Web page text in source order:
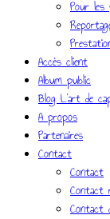
Pour les
Accès client
Album public
Blog L’art de
A propos
Partenaires
Contact
Contact
Contact
Contact